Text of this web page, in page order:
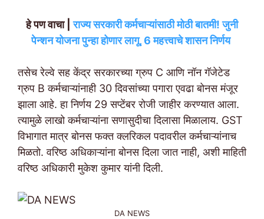
हे पण वाचा |राज्य सरकारी कर्मचाऱ्यांसाठी मोठी बातमी! जुनी
पेन्शन योजना पुन्हा होणार लागू, 6 महत्त्वाचे शासन निर्णय
तसेच रेल्वे सह केंद्र सरकारच्या ग्रुप C आणि नॉन गॅजेटेड
ग्रुप B कर्मचाऱ्यांनाही 30 दिवसांच्या पगारा एवढा बोनस मंजूर
झाला आहे. हा निर्णय 29 सप्टेंबर रोजी जाहीर करण्यात आला.
त्यामुळे लाखो कर्मचाऱ्यांना सणासुदीचा दिलासा मिळालाय. GST
विभागात मात्र बोनस फक्त क्लरिकल पदावरील कर्मचाऱ्यांनाच
मिळतो. वरिष्ठ अधिकाऱ्यांना बोनस दिला जात नाही, अशी माहिती
वरिष्ठ अधिकारी मुकेश कुमार यांनी दिली.
DA NEWS